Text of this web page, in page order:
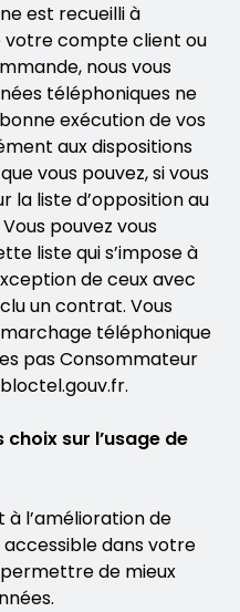
est recueilli à
votre compte client ou
nous vous
téléphoniques ne
exécution de vos
aux dispositions
vous pouvez, si vous
la liste d’opposition au
pouvez vous
liste qui s’impose à
de ceux avec
un contrat. Vous
téléphonique
pas Consommateur
sur l’usage de
l’amélioration de
dans votre
de mieux